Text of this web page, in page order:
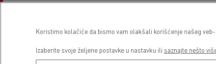
Koristimo kolačiće da bismo vam olakšali korišćenje našeg
Izaberite svoje željene postavke u nastavku ili saznajte nešto